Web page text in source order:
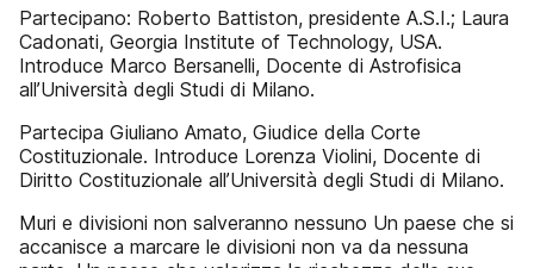
Partecipano: Roberto Battiston, presidente A.S.I.; Laura
Cadonati, Georgia Institute of Technology, USA.
Introduce Marco Bersanelli, Docente di Astrofisica
all’Università degli Studi di Milano.
Partecipa Giuliano Amato, Giudice della Corte
Costituzionale. Introduce Lorenza Violini, Docente di
Diritto Costituzionale all’Università degli Studi di Milano.
Muri e divisioni non salveranno nessuno Un paese che si
accanisce a marcare le divisioni non va da nessuna